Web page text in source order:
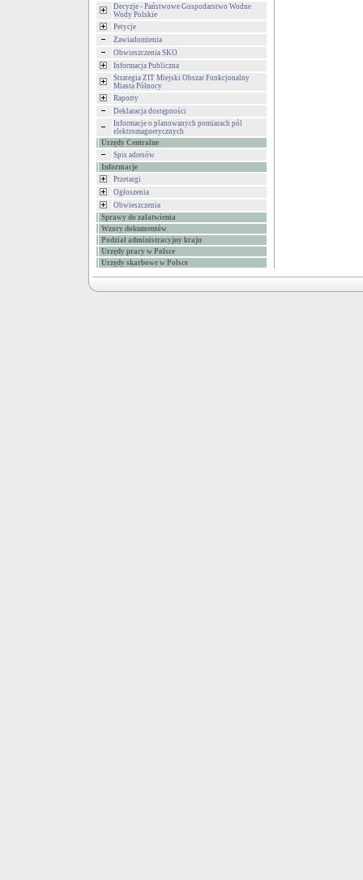
Decyzje - Państwowe Gospodarstwo Wodne
Wody Polskie
Petycje
Zawiadomienia
Obwieszczenia SKO
Informacja Publiczna
Strategia ZIT Miejski Obszar Funkcjonalny
Miasta Północy
Raporty
Deklaracja dostępności
Informacje o planowanych pomiarach pól
elektromagnetycznych
Urzędy Centralne
Spis adresów
Informacje
Przetargi
Ogłoszenia
Obwieszczenia
Sprawy do załatwienia
Wzory dokumentów
Podział administracyjny kraju
Urzędy pracy w Polsce
Urzędy skarbowe w Polsce